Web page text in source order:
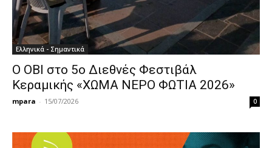
Ελληνικά - Σημαντικά
Ο ΟΒΙ στο 5ο Διεθνές Φεστιβάλ
Κεραμικής «ΧΩΜΑ ΝΕΡΟ ΦΩΤΙΑ 2026»
mpara - 15/07/2026 0